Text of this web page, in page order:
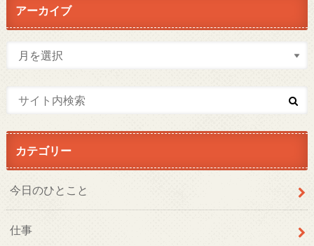
アーカイブ
カテゴリー
今日のひとこと
仕事